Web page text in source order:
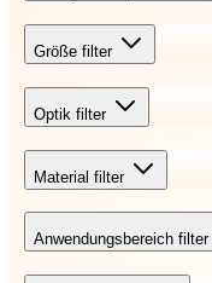
Größe filter
Optik filter
Material filter
Anwendungsbereich filter